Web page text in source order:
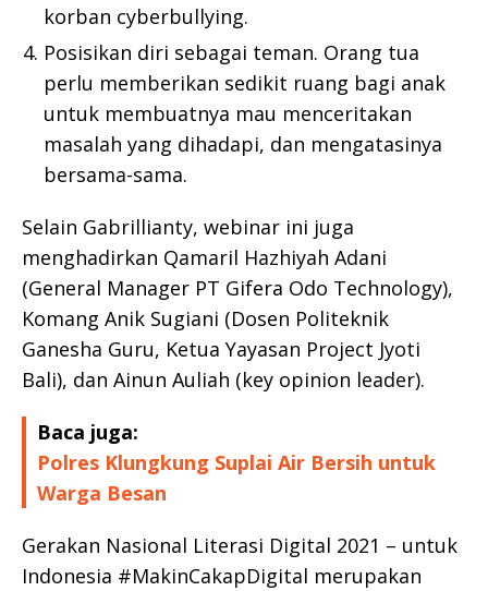
korban cyberbullying.
Posisikan diri sebagai teman. Orang tua
perlu memberikan sedikit ruang bagi anak
untuk membuatnya mau menceritakan
masalah yang dihadapi, dan mengatasinya
bersama-sama.
Selain Gabrillianty, webinar ini juga
menghadirkan Qamaril Hazhiyah Adani
(General Manager PT Gifera Odo Technology),
Komang Anik Sugiani (Dosen Politeknik
Ganesha Guru, Ketua Yayasan Project Jyoti
Bali), dan Ainun Auliah (key opinion leader).
Baca juga:
Polres Klungkung Suplai Air Bersih untuk
Warga Besan
Gerakan Nasional Literasi Digital 2021 – untuk
Indonesia #MakinCakapDigital merupakan